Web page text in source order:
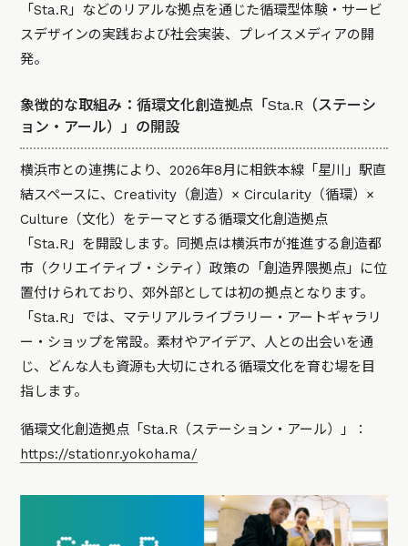
「Sta.R」などのリアルな拠点を通じた循環型体験・サービ
スデザインの実践および社会実装、プレイスメディアの開
発。
象徴的な取組み：循環文化創造拠点「Sta.R（ステーシ
ョン・アール）」の開設
横浜市との連携により、2026年8月に相鉄本線「星川」駅直
結スペースに、Creativity（創造）× Circularity（循環）×
Culture（文化）をテーマとする循環文化創造拠点
「Sta.R」を開設します。同拠点は横浜市が推進する創造都
市（クリエイティブ・シティ）政策の「創造界隈拠点」に位
置付けられており、郊外部としては初の拠点となります。
「Sta.R」では、マテリアルライブラリー・アートギャラリ
ー・ショップを常設。素材やアイデア、人との出会いを通
じ、どんな人も資源も大切にされる循環文化を育む場を目
指します。
循環文化創造拠点「Sta.R（ステーション・アール）」：
https://stationr.yokohama/